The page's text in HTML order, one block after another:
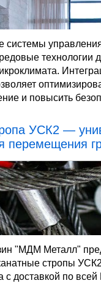
системы
технологии
и повысить
УСК2 —
перемещения
"МДМ Металл"
стропы
с доставкой по всей